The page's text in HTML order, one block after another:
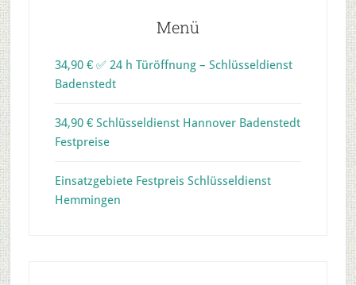
Menü
34,90 € ✅ 24 h Türöffnung – Schlüsseldienst
Badenstedt
34,90 € Schlüsseldienst Hannover Badenstedt
Festpreise
Einsatzgebiete Festpreis Schlüsseldienst
Hemmingen